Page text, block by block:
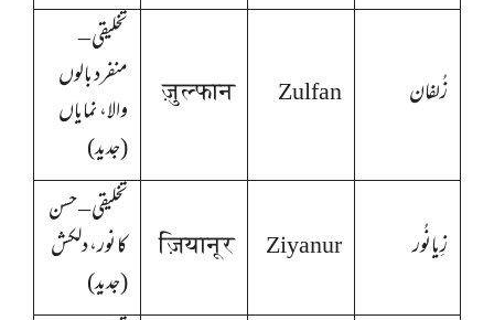
زُلفان Zulfan
ज़ुल्फान
تخلیقی –
منفرد بالوں
والا، نمایاں
(جدید)
زِیانُور Ziyanur
ज़ियानूर
تخلیقی – حسن
کا نور، دلکش
(جدید)